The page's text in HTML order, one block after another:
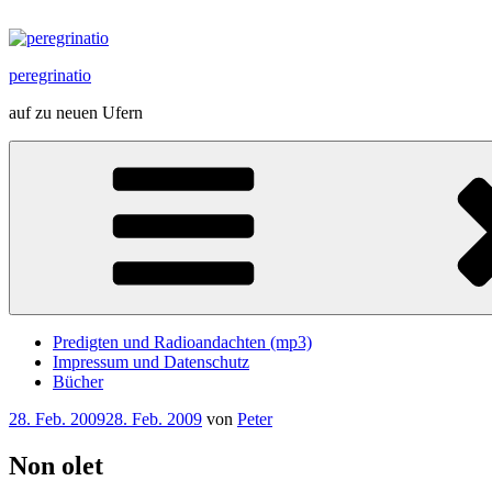
Inhalt
peregrinatio
auf zu neuen Ufern
Predigten und Radioandachten (mp3)
Impressum und Datenschutz
Bücher
Veröffentlicht
28. Feb. 200928. Feb. 2009 von Peter
Non olet